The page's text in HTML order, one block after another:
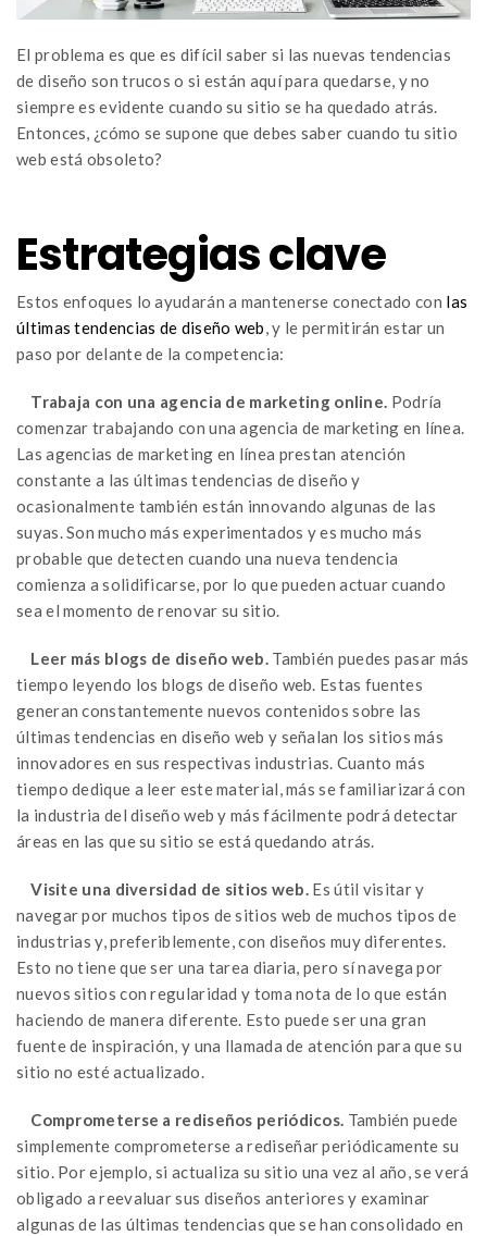
El problema es que es difícil saber si las nuevas tendencias
de diseño son trucos o si están aquí para quedarse, y no
siempre es evidente cuando su sitio se ha quedado atrás.
Entonces, ¿cómo se supone que debes saber cuando tu sitio
web está obsoleto?
Estrategias clave
Estos enfoques lo ayudarán a mantenerse conectado con las
últimas tendencias de diseño web, y le permitirán estar un
paso por delante de la competencia:
Trabaja con una agencia de marketing online. Podría
comenzar trabajando con una agencia de marketing en línea.
Las agencias de marketing en línea prestan atención
constante a las últimas tendencias de diseño y
ocasionalmente también están innovando algunas de las
suyas. Son mucho más experimentados y es mucho más
probable que detecten cuando una nueva tendencia
comienza a solidificarse, por lo que pueden actuar cuando
sea el momento de renovar su sitio.
Leer más blogs de diseño web.También puedes pasar más
tiempo leyendo los blogs de diseño web. Estas fuentes
generan constantemente nuevos contenidos sobre las
últimas tendencias en diseño web y señalan los sitios más
innovadores en sus respectivas industrias. Cuanto más
tiempo dedique a leer este material, más se familiarizará con
la industria del diseño web y más fácilmente podrá detectar
áreas en las que su sitio se está quedando atrás.
Visite una diversidad de sitios web. Es útil visitar y
navegar por muchos tipos de sitios web de muchos tipos de
industrias y, preferiblemente, con diseños muy diferentes.
Esto no tiene que ser una tarea diaria, pero sí navega por
nuevos sitios con regularidad y toma nota de lo que están
haciendo de manera diferente. Esto puede ser una gran
fuente de inspiración, y una llamada de atención para que su
sitio no esté actualizado.
Comprometerse a rediseños periódicos. También puede
simplemente comprometerse a rediseñar periódicamente su
sitio. Por ejemplo, si actualiza su sitio una vez al año, se verá
obligado a reevaluar sus diseños anteriores y examinar
algunas de las últimas tendencias que se han consolidado en